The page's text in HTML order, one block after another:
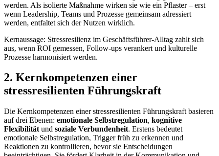
werden. Als isolierte Maßnahme wirken sie wie ein Pflaster – erst
wenn Leadership, Teams und Prozesse gemeinsam adressiert
werden, entfaltet sich der Nutzen wirklich.
Kernaussage: Stressresilienz im Geschäftsführer-Alltag zahlt sich
aus, wenn ROI gemessen, Follow-ups verankert und kulturelle
Prozesse harmonisiert werden.
2. Kernkompetenzen einer
stressresilienten Führungskraft
Die Kernkompetenzen einer stressresilienten Führungskraft basieren
auf drei Ebenen: emotionale Selbstregulation, kognitive
Flexibilität und soziale Verbundenheit. Erstens bedeutet
emotionale Selbstregulation, Trigger früh zu erkennen und
Reaktionen zu kontrollieren, bevor sie Entscheidungen